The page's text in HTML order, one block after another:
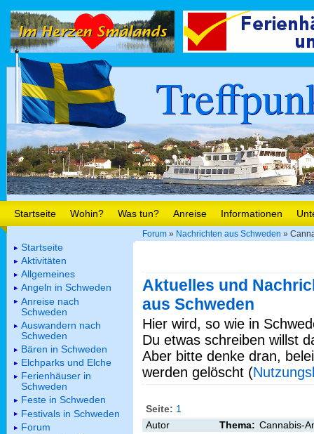
Startseite Wohin? Was tun? Anreise Informationen
Forum » Nachrichten aus Schweden »
Aktuelles und
aus Schweden
Hier wird, so wie in
Du etwas schreiben willst
Aber bitte denke dran,
werden gelöscht (
Seite: 1
Autor
Thema: Cannabis-
Startseite
Aktivitäten
Allgemeines
Angeln in Schweden
Anreise nach
Schweden
Auswandern nach
Schweden
Bären in Schweden
Elchparks und Elche
Ferienhäuser in
Schweden
Feste in Schweden
Festivals in Schweden
Forum